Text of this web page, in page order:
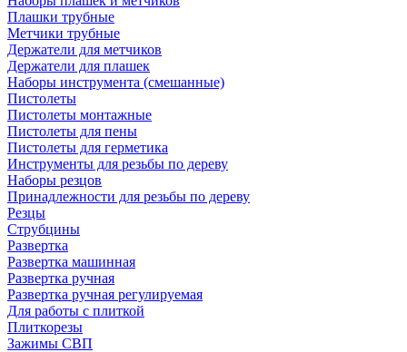
Плашки трубные
Метчики трубные
Держатели для метчиков
Держатели для плашек
Наборы инструмента (смешанные)
Пистолеты
Пистолеты монтажные
Пистолеты для пены
Пистолеты для герметика
Инструменты для резьбы по дереву
Наборы резцов
Принадлежности для резьбы по дереву
Резцы
Струбцины
Развертка
Развертка машинная
Развертка ручная
Развертка ручная регулируемая
Для работы с плиткой
Плиткорезы
Зажимы СВП